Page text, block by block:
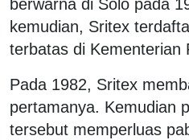
berwarna di Solo pada
kemudian, Sritex
terbatas di Kementerian
Pada 1982, Sritex
pertamanya. Kemudian
tersebut memperluas